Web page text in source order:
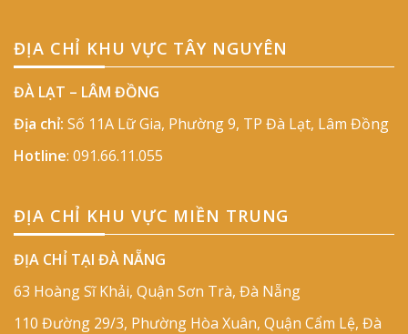
ĐỊA CHỈ KHU VỰC TÂY NGUYÊN
ĐÀ LẠT – LÂM ĐỒNG
Địa chỉ: Số 11A Lữ Gia, Phường 9, TP Đà Lạt, Lâm Đồng
Hotline: 091.66.11.055
ĐỊA CHỈ KHU VỰC MIỀN TRUNG
ĐỊA CHỈ TẠI ĐÀ NẴNG
63 Hoàng Sĩ Khải, Quận Sơn Trà, Đà Nẵng
110 Đường 29/3, Phường Hòa Xuân, Quận Cẩm Lệ, Đà